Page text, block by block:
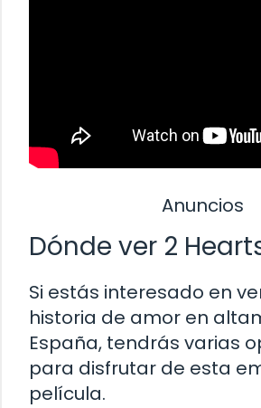
Anuncios
Dónde ver 2
Si estás interesado en
historia de amor en
España, tendrás varias
para disfrutar de esta
película.